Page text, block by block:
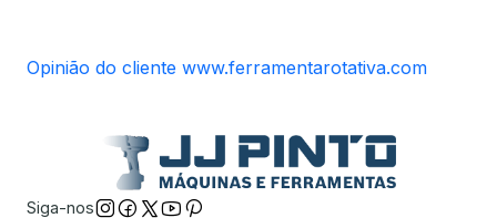
Opinião do cliente www.ferramentarotativa.com
Siga-nos